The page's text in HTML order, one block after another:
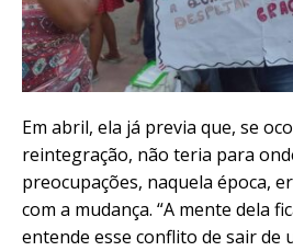
Em abril, ela já previa que, se
reintegração, não teria para
preocupações, naquela época,
com a mudança. “A mente dela
entende esse conflito de sair de